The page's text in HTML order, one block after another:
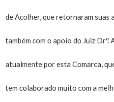
de Acolher, que retornaram suas
também com o apoio do Juiz
atualmente por esta Comarca,
tem colaborado muito com a